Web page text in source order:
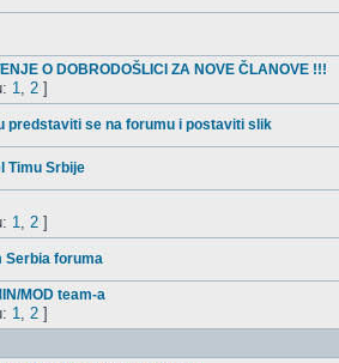
O DOBRODOŠLICI ZA NOVE ČLANOVE !!!
1, 2 ]
predstaviti se na forumu i postaviti slik
Timu Srbije
1, 2 ]
Serbia foruma
MOD team-a
1, 2 ]